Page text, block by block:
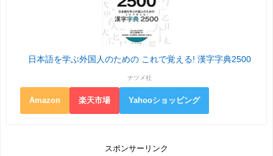
日本語を学ぶ外国人のための これで覚える! 漢字字典2500
ナツメ社
Amazon 楽天市場 Yahooショッピング
スポンサーリンク